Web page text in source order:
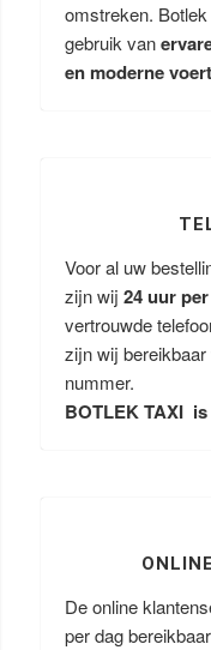
omstreken.
gebruik van
en moderne
Voor al uw
zijn wij 24 uur
vertrouwde
zijn wij
nummer.
BOTLEK TAXI
De online
per dag